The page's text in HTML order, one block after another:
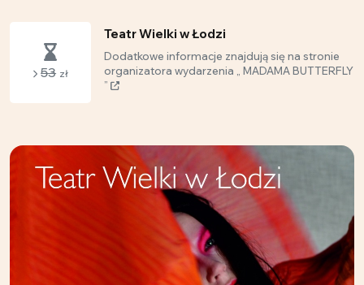
53 zł
Teatr Wielki w Łodzi
Dodatkowe informacje znajdują się na stronie
organizatora wydarzenia „ MADAMA BUTTERFLY
”